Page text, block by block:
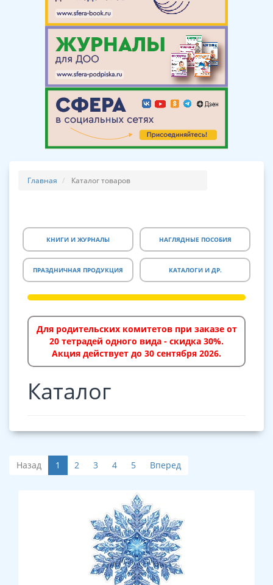
Главная Каталог товаров
КНИГИ И ЖУРНАЛЫ НАГЛЯДНЫЕ ПОСОБИЯ
ПРАЗДНИЧНАЯ ПРОДУКЦИЯ КАТАЛОГИ И ДР.
Для родительских комитетов при заказе от
20 тетрадей одного вида - скидка 30%.
Акция действует до 30 сентября 2026.
Каталог
Назад 1 2 3 4 5 Вперед